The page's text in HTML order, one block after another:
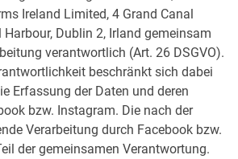
Ireland Limited, 4 Grand Canal
Harbour, Dublin 2, Irland gemeinsam
verantwortlich (Art. 26 DSGVO).
beschränkt sich dabei
Erfassung der Daten und deren
bzw. Instagram. Die nach der
Verarbeitung durch Facebook bzw.
der gemeinsamen Verantwortung.